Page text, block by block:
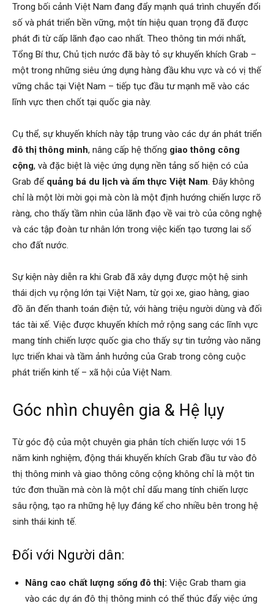
Trong bối cảnh Việt Nam đang đẩy mạnh quá trình chuyển đổi
số và phát triển bền vững, một tín hiệu quan trọng đã được
phát đi từ cấp lãnh đạo cao nhất. Theo thông tin mới nhất,
Tổng Bí thư, Chủ tịch nước đã bày tỏ sự khuyến khích Grab –
một trong những siêu ứng dụng hàng đầu khu vực và có vị thế
vững chắc tại Việt Nam – tiếp tục đầu tư mạnh mẽ vào các
lĩnh vực then chốt tại quốc gia này.
Cụ thể, sự khuyến khích này tập trung vào các dự án phát triển
đô thị thông minh, nâng cấp hệ thống giao thông công
cộng, và đặc biệt là việc ứng dụng nền tảng số hiện có của
Grab để quảng bá du lịch và ẩm thực Việt Nam. Đây không
chỉ là một lời mời gọi mà còn là một định hướng chiến lược rõ
ràng, cho thấy tầm nhìn của lãnh đạo về vai trò của công nghệ
và các tập đoàn tư nhân lớn trong việc kiến tạo tương lai số
cho đất nước.
Sự kiện này diễn ra khi Grab đã xây dựng được một hệ sinh
thái dịch vụ rộng lớn tại Việt Nam, từ gọi xe, giao hàng, giao
đồ ăn đến thanh toán điện tử, với hàng triệu người dùng và đối
tác tài xế. Việc được khuyến khích mở rộng sang các lĩnh vực
mang tính chiến lược quốc gia cho thấy sự tin tưởng vào năng
lực triển khai và tầm ảnh hưởng của Grab trong công cuộc
phát triển kinh tế – xã hội của Việt Nam.
Góc nhìn chuyên gia & Hệ lụy
Từ góc độ của một chuyên gia phân tích chiến lược với 15
năm kinh nghiệm, động thái khuyến khích Grab đầu tư vào đô
thị thông minh và giao thông công cộng không chỉ là một tin
tức đơn thuần mà còn là một chỉ dấu mang tính chiến lược
sâu rộng, tạo ra những hệ lụy đáng kể cho nhiều bên trong hệ
sinh thái kinh tế.
Đối với Người dân:
Nâng cao chất lượng sống đô thị: Việc Grab tham gia
vào các dự án đô thị thông minh có thể thúc đẩy việc ứng